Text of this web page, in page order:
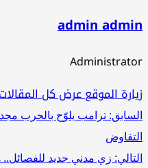
admin
الموقععرض كل المقالات
ترامب يلوّح بالحرب
زي مدني جديد للفصائل..